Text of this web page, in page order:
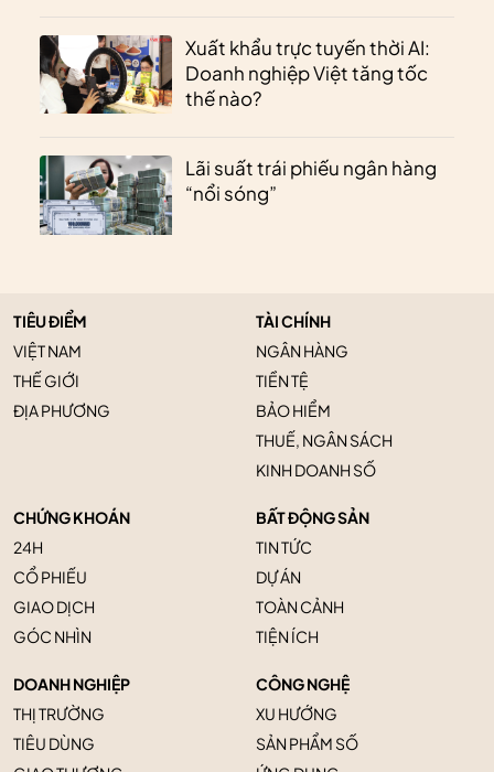
Xuất khẩu trực tuyến thời AI:
Doanh nghiệp Việt tăng tốc
thế nào?
Lãi suất trái phiếu ngân hàng
“nổi sóng”
TIÊU ĐIỂM
VIỆT NAM
THẾ GIỚI
ĐỊA PHƯƠNG
TÀI CHÍNH
NGÂN HÀNG
TIỀN TỆ
BẢO HIỂM
THUẾ, NGÂN SÁCH
KINH DOANH SỐ
CHỨNG KHOÁN
24H
CỔ PHIẾU
GIAO DỊCH
GÓC NHÌN
BẤT ĐỘNG SẢN
TIN TỨC
DỰ ÁN
TOÀN CẢNH
TIỆN ÍCH
DOANH NGHIỆP
THỊ TRƯỜNG
TIÊU DÙNG
CÔNG NGHỆ
XU HƯỚNG
SẢN PHẨM SỐ